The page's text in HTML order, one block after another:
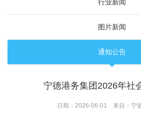
行业新闻
图片新闻
通知公告
宁德港务集团2026年社
日期：2026-06-01 来自：宁